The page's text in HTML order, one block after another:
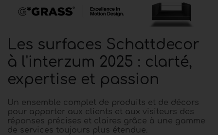
Les surfaces Schattdecor
à l'interzum 2025 : clarté,
expertise et passion
Un ensemble complet de produits et de décors
pour apporter aux clients et aux visiteurs des
réponses précises et claires grâce à une gamme
de services toujours plus étendue.